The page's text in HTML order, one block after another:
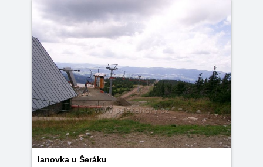
lanovka u Šeráku